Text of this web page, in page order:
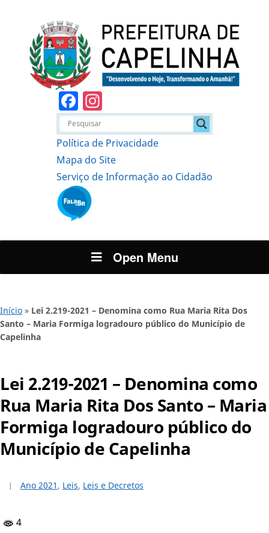
Facebook
Política de Privacidade
Mapa do Site
Serviço de Informação ao Cidadão
Open Menu
Início » Lei 2.219-2021 – Denomina como Rua Maria Rita Dos
Santo – Maria Formiga logradouro público do Município de
Capelinha
Lei 2.219-2021 – Denomina como
Rua Maria Rita Dos Santo – Maria
Formiga logradouro público do
Município de Capelinha
Ano 2021 , Leis, Leis e Decretos
4